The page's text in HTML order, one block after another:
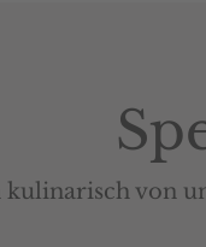
kulinarisch von